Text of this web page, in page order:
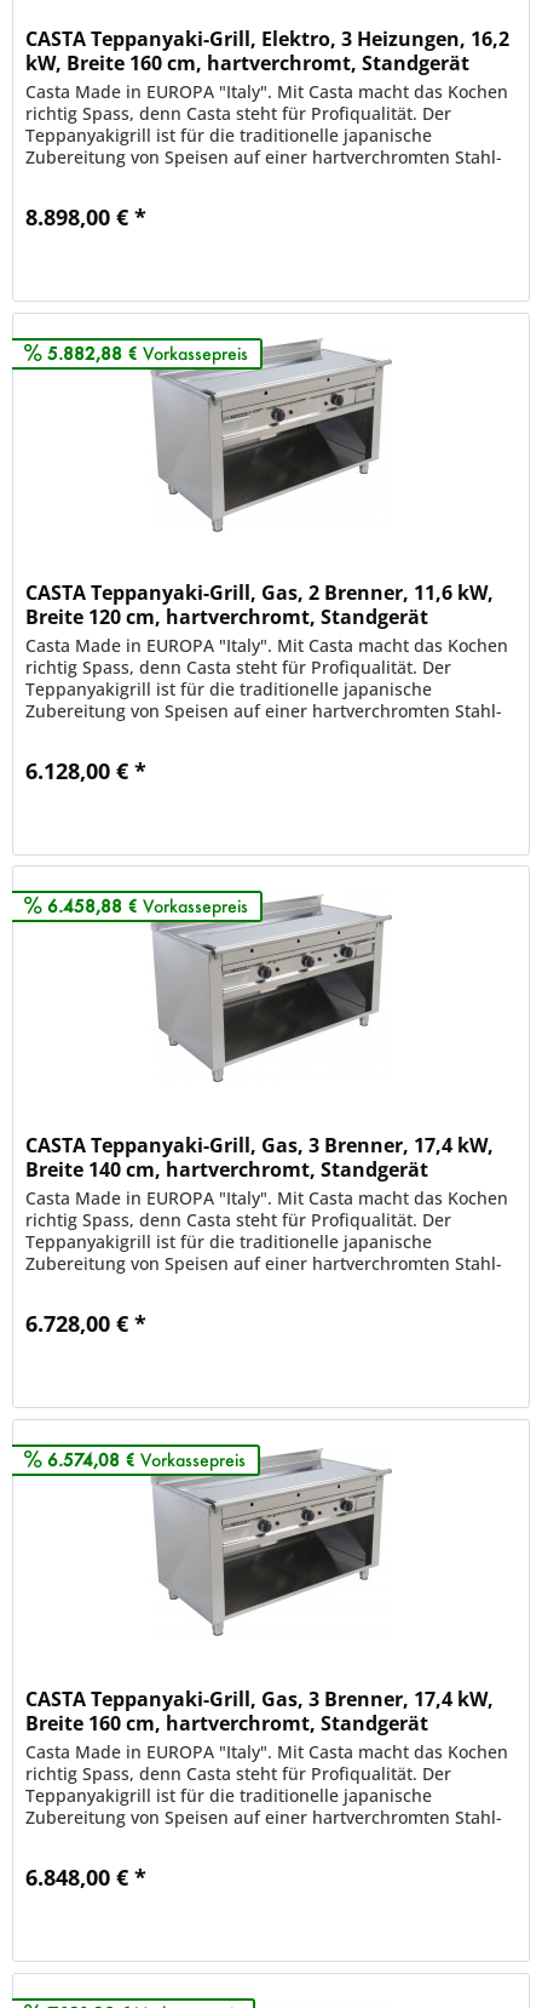
CASTA Teppanyaki-Grill, Elektro, 3 Heizungen, 16,2
kW, Breite 160 cm, hartverchromt, Standgerät
Casta Made in EUROPA "Italy". Mit Casta macht das Kochen
richtig Spass, denn Casta steht für Profiqualität. Der
Teppanyakigrill ist für die traditionelle japanische
Zubereitung von Speisen auf einer hartverchromten Stahl-
8.898,00 € *
5.882,88 € Vorkassepreis
CASTA Teppanyaki-Grill, Gas, 2 Brenner, 11,6 kW,
Breite 120 cm, hartverchromt, Standgerät
Casta Made in EUROPA "Italy". Mit Casta macht das Kochen
richtig Spass, denn Casta steht für Profiqualität. Der
Teppanyakigrill ist für die traditionelle japanische
Zubereitung von Speisen auf einer hartverchromten Stahl-
6.128,00 € *
6.458,88 € Vorkassepreis
CASTA Teppanyaki-Grill, Gas, 3 Brenner, 17,4 kW,
Breite 140 cm, hartverchromt, Standgerät
Casta Made in EUROPA "Italy". Mit Casta macht das Kochen
richtig Spass, denn Casta steht für Profiqualität. Der
Teppanyakigrill ist für die traditionelle japanische
Zubereitung von Speisen auf einer hartverchromten Stahl-
6.728,00 € *
6.574,08 € Vorkassepreis
CASTA Teppanyaki-Grill, Gas, 3 Brenner, 17,4 kW,
Breite 160 cm, hartverchromt, Standgerät
Casta Made in EUROPA "Italy". Mit Casta macht das Kochen
richtig Spass, denn Casta steht für Profiqualität. Der
Teppanyakigrill ist für die traditionelle japanische
Zubereitung von Speisen auf einer hartverchromten Stahl-
6.848,00 € *